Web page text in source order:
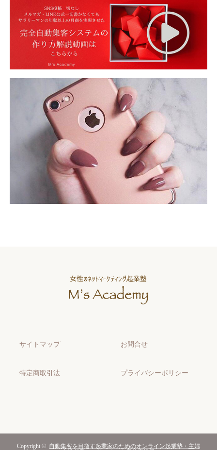
サイトマップ お問合せ
特定商取引法 プライバシーポリシー
Copyright © 自動集客を目指す起業家のためのオンライン起業塾・主婦